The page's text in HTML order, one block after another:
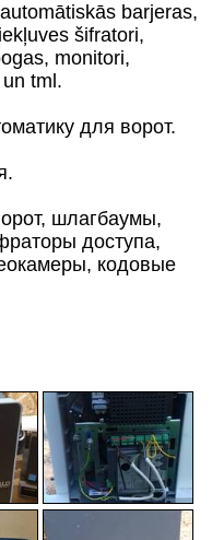
barjeras,
šifratori,
monitori,
tml.
для ворот.
шлагбаумы,
доступа,
кодовые